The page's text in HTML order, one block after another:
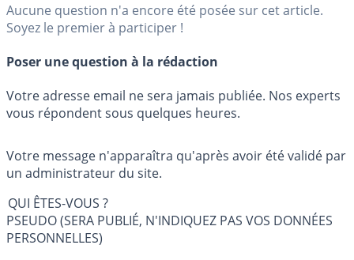
Aucune question n'a encore été posée sur cet article.
Soyez le premier à participer !
Poser une question à la rédaction
Votre adresse email ne sera jamais publiée. Nos experts
vous répondent sous quelques heures.
Votre message n'apparaîtra qu'après avoir été validé par
un administrateur du site.
QUI ÊTES-VOUS ?
PSEUDO (SERA PUBLIÉ, N'INDIQUEZ PAS VOS DONNÉES
PERSONNELLES)